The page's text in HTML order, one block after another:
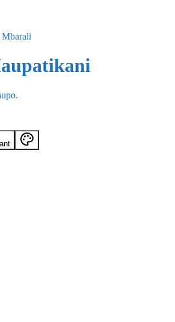
Mbarali